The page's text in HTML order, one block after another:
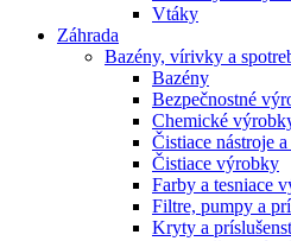
Vtáky
Záhrada
Bazény, vírivky a
Bazény
Bezpečnostné
Chemické
Čistiace nástroje
Čistiace výrobky
Farby a tesniace
Filtre, pumpy a
Kryty a